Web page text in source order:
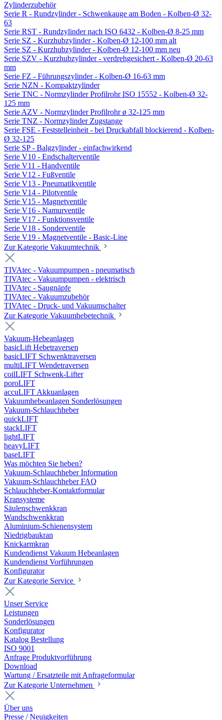
Zylinderzubehör
Serie R - Rundzylinder - Schwenkauge am Boden - Kolben-Ø 32-
63
Serie RST - Rundzylinder nach ISO 6432 - Kolben-Ø 8-25 mm
Serie SZ - Kurzhubzylinder - Kolben-Ø 12-100 mm alt
Serie SZ - Kurzhubzylinder - Kolben-Ø 12-100 mm neu
Serie SZV - Kurzhubzylinder - verdrehgesichert - Kolben-Ø 20-63
mm
Serie FZ - Führungszylinder - Kolben-Ø 16-63 mm
Serie NZN - Kompaktzylinder
Serie TNC - Normzylinder Profilrohr ISO 15552 - Kolben-Ø 32-
125 mm
Serie AZV - Normzylinder Profilrohr ø 32-125 mm
Serie TNZ - Normzylinder Zugstange
Serie FSE - Feststelleinheit - bei Druckabfall blockierend - Kolben-
Ø 32-125
Serie SP - Balgzylinder - einfachwirkend
Serie V10 - Endschalterventile
Serie V11 - Handventile
Serie V12 - Fußventile
Serie V13 - Pneumatikventile
Serie V14 - Pilotventile
Serie V15 - Magnetventile
Serie V16 - Namurventile
Serie V17 - Funktionsventile
Serie V18 - Sonderventile
Serie V19 - Magnetventile - Basic-Line
Zur Kategorie Vakuumtechnik
TIVAtec - Vakuumpumpen - pneumatisch
TIVAtec - Vakuumpumpen - elektrisch
TIVAtec - Saugnäpfe
TIVAtec - Vakuumzubehör
TIVAtec - Druck- und Vakuumschalter
Zur Kategorie Vakuumhebetechnik
Vakuum-Hebeanlagen
basicLift Hebetraversen
basicLIFT Schwenktraversen
multiLIFT Wendetraversen
coilLIFT Schwenk-Lifter
poroLIFT
accuLIFT Akkuanlagen
Vakuumhebeanlagen Sonderlösungen
Vakuum-Schlauchheber
quickLIFT
stackLIFT
lightLIFT
heavyLIFT
baseLIFT
Was möchten Sie heben?
Vakuum-Schlauchheber Information
Vakuum-Schlauchheber FAQ
Schlauchheber-Kontaktformular
Kransysteme
Säulenschwenkkran
Wandschwenkkran
Aluminium-Schienensystem
Niedrigbaukran
Knickarmkran
Kundendienst Vakuum Hebeanlagen
Kundendienst Vorführungen
Konfigurator
Zur Kategorie Service
Unser Service
Leistungen
Sonderlösungen
Konfigurator
Katalog Bestellung
ISO 9001
Anfrage Produktvorführung
Download
Wartung / Ersatzteile mit Anfrageformular
Zur Kategorie Unternehmen
Über uns
Presse / Neuigkeiten